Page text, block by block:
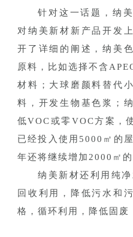
针对这一话题，纳
对纳美新材新产品开发
开了详细的阐述，纳美
原料，比如选择不含
材料；大球磨颜料替代
料，开发生物基色浆；
低VOC或零VOC方案，
已经投入使用5000㎡的
年还将继续增加2000㎡
纳美新材还利用纯
回收利用，降低污水和
格，循环利用，降低固废